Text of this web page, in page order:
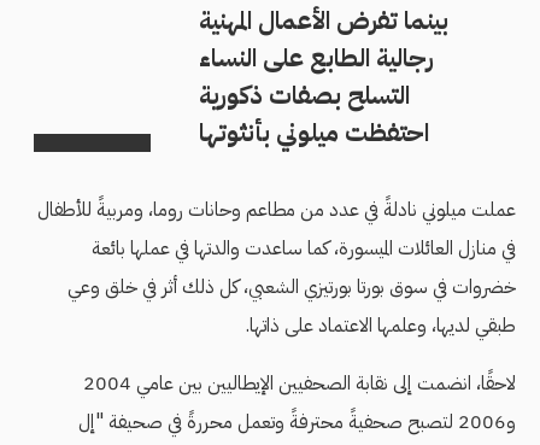
بينما تفرض الأعمال المهنية
رجالية الطابع على النساء
التسلح بصفات ذكورية
احتفظت ميلوني بأنثوتها
عملت ميلوني نادلةً في عدد من مطاعم وحانات روما، ومربيةً للأطفال
في منازل العائلات الميسورة، كما ساعدت والدتها في عملها بائعة
خضروات في سوق بورتا بورتيزي الشعبي، كل ذلك أثر في خلق وعي
طبقي لديها، وعلمها الاعتماد على ذاتها.
لاحقًا، انضمت إلى نقابة الصحفيين الإيطاليين بين عامي 2004
و2006 لتصبح صحفيةً محترفةً وتعمل محررةً في صحيفة "إل